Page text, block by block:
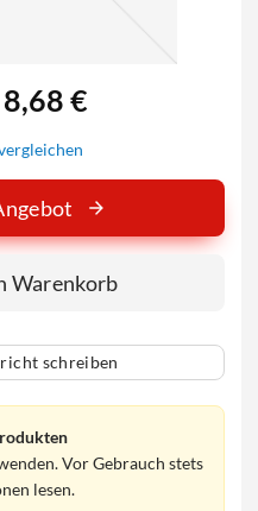
schreiben
€
Warenkorb
Vor Gebrauch stets
lesen.